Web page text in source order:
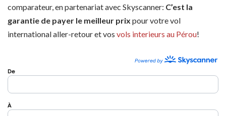
comparateur, en partenariat avec Skyscanner: C’est la
garantie de payer le meilleur prix pour votre vol
international aller-retour et vos vols interieurs au Pérou!